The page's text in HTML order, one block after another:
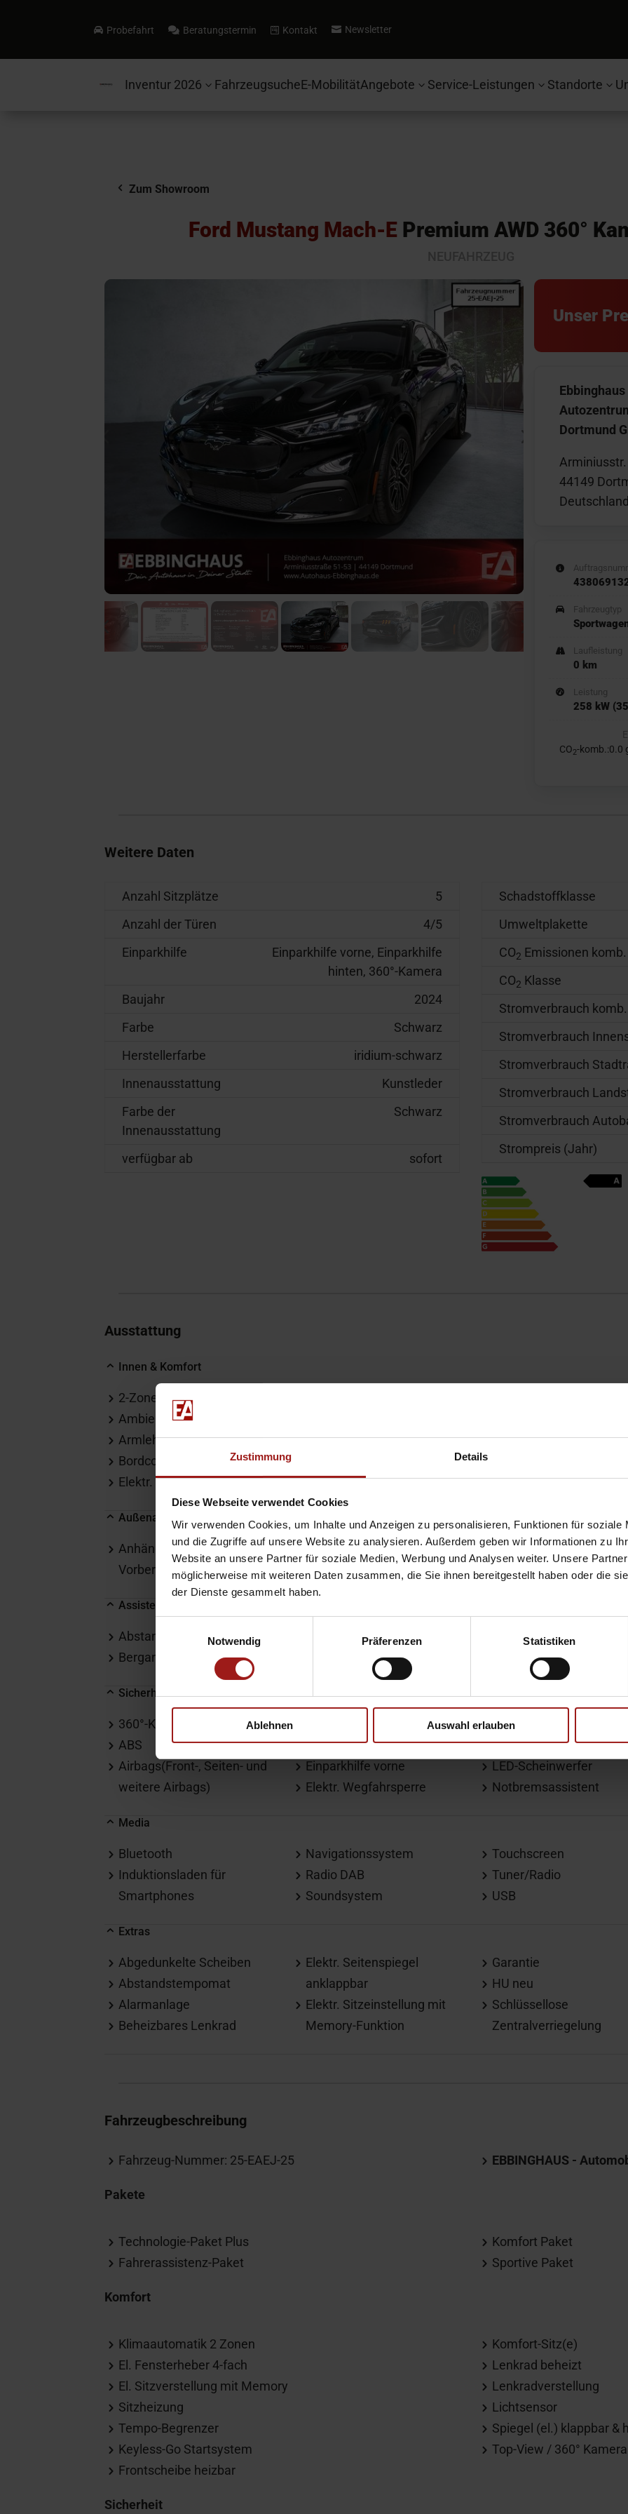
Zustimmung Details
Diese Webseite verwendet Cookies
Wir verwenden Cookies, um Inhalte und Anzeigen zu personalisieren, Funktionen für soziale
und die Zugriffe auf unsere Website zu analysieren. Außerdem geben wir Informationen zu
Website an unsere Partner für soziale Medien, Werbung und Analysen weiter. Unsere
möglicherweise mit weiteren Daten zusammen, die Sie ihnen bereitgestellt haben oder die
der Dienste gesammelt haben.
Notwendig
Präferenzen Statistiken
Ablehnen Auswahl erlauben
 Probefahrt  Beratungstermin  Kontakt  Newsletter
Inventur 2026 3 FahrzeugsucheE-MobilitätAngebote 3 Service-Leistungen 3 Standorte 3
Zum Showroom
Ford Mustang Mach-E Premium AWD 360°
Unser
Ebbinghaus
Dortmund
44149
Deutschland
Fahrzeugtyp
Laufleistung
0 km
Leistung
258 kW
CO2-komb.:0.0
Weitere Daten
Anzahl Sitzplätze
5
Anzahl der Türen
4/5
Einparkhilfe
Einparkhilfe vorne, Einparkhilfe
hinten, 360°-Kamera
Baujahr
2024
Farbe
Schwarz
Herstellerfarbe
iridium-schwarz
Innenausstattung
Kunstleder
Farbe der
Innenausstattung
Schwarz
verfügbar ab sofort
Schadstoffklasse
Umweltplakette
CO2 Emissionen komb.
CO2 Klasse
Stromverbrauch komb.
Stromverbrauch
Stromverbrauch
Stromverbrauch
Stromverbrauch
Strompreis (Jahr)
Ausstattung
Innen & Komfort
2-Zonen-Klimaautomatik
Ambiente-Beleuchtung
Armlehne
Bordcomputer
Elektr. Fensterheber
Lederlenkrad
Multifunktionslenkrad
Servolenkung
Außenausstattung
Anhängerkupplung-
Vorbereitung
Beheizbare Frontscheibe
Elektr. Heckklappe
Elektr. Seitenspiegel
Leichtmetallfelgen
Assistenten
Abstandswarner
Berganfahrassistent
Fernlichtassistent
Regensensor
Spurhalteassistent
Sicherheit & Umwelt
360°-Kamera
ABS
Airbags(Front-, Seiten- und
weitere Airbags)
Einparkhilfe hinten
Einparkhilfe vorne
Elektr. Wegfahrsperre
Isofix
LED-Scheinwerfer
Notbremsassistent
Media
Bluetooth
Induktionsladen für
Smartphones
Navigationssystem
Radio DAB
Soundsystem
Touchscreen
Tuner/Radio
USB
Extras
Abgedunkelte Scheiben
Abstandstempomat
Alarmanlage
Beheizbares Lenkrad
Elektr. Seitenspiegel
anklappbar
Elektr. Sitzeinstellung mit
Memory-Funktion
Garantie
HU neu
Schlüssellose
Zentralverriegelung
Fahrzeugbeschreibung
Fahrzeug-Nummer: 25-EAEJ-25 EBBINGHAUS -
Pakete
Technologie-Paket Plus
Fahrerassistenz-Paket
Komfort Paket
Sportive Paket
Komfort
Klimaautomatik 2 Zonen
El. Fensterheber 4-fach
El. Sitzverstellung mit Memory
Sitzheizung
Tempo-Begrenzer
Keyless-Go Startsystem
Frontscheibe heizbar
Komfort-Sitz(e)
Lenkrad beheizt
Lenkradverstellung
Lichtsensor
Spiegel (el.) klappbar &
Top-View / 360° Kamera
Sicherheit